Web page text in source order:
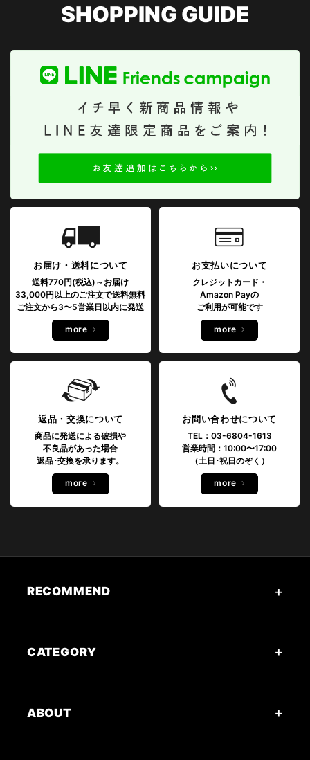
SHOPPING GUIDE
お届け・送料について
送料770円(税込)～お届け
33,000円以上のご注文で送料無料
ご注文から3〜5営業日以内に発送
more
お支払いについて
クレジットカード・
Amazon Payの
ご利用が可能です
more
返品・交換について
商品に発送による破損や
不良品があった場合
返品･交換を承ります。
more
お問い合わせについて
TEL：03-6804-1613
営業時間：10:00〜17:00
（土日･祝日のぞく）
more
RECOMMEND
CATEGORY
ABOUT